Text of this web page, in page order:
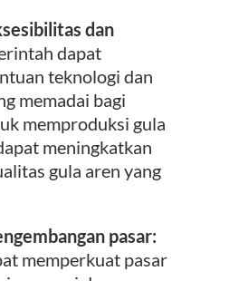
dan
dapat
teknologi dan
memadai bagi
memproduksi gula
meningkatkan
gula aren yang
pasar:
memperkuat pasar